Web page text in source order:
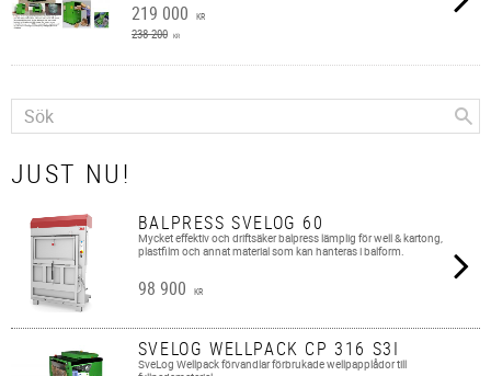
219 000 KR
238 200 KR
JUST NU!
BALPRESS SVELOG 60
Mycket effektiv och driftsäker balpress lämplig för well & kartong,
plastfilm och annat material som kan hanteras i balform.
98 900 KR
SVELOG WELLPACK CP 316 S3I
SveLog Wellpack förvandlar förbrukade wellpapplådor till